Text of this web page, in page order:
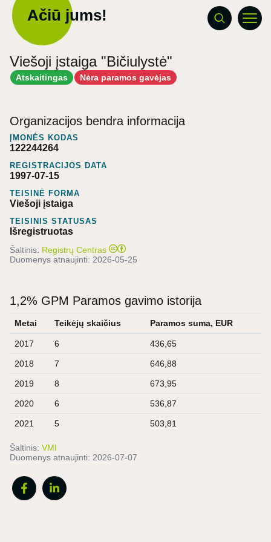
Ačiū jums!
Viešoji įstaiga "Bičiulystė"
Atskaitingas Nėra paramos gavėjas
Organizacijos bendra informacija
ĮMONĖS KODAS
122244264
REGISTRACIJOS DATA
1997-07-15
TEISINĖ FORMA
Viešoji įstaiga
TEISINIS STATUSAS
Išregistruotas
Šaltinis: Registrų Centras
Duomenys atnaujinti: 2026-05-25
1,2% GPM Paramos gavimo istorija
Metai Teikėjų skaičius Paramos suma, EUR
2017 6 436,65
2018 7 646,88
2019 8 673,95
2020 6 536,87
2021 5 503,81
Šaltinis: VMI
Duomenys atnaujinti: 2026-07-07